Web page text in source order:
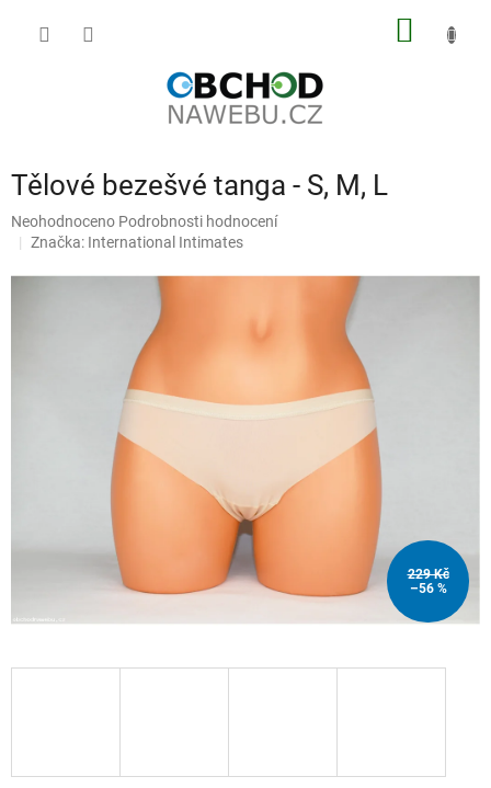
Tělové bezešvé tanga - S, M, L
Průměrné
hodnocení
Neohodnoceno Podrobnosti hodnocení
Značka: International Intimates
229 Kč
–56 %